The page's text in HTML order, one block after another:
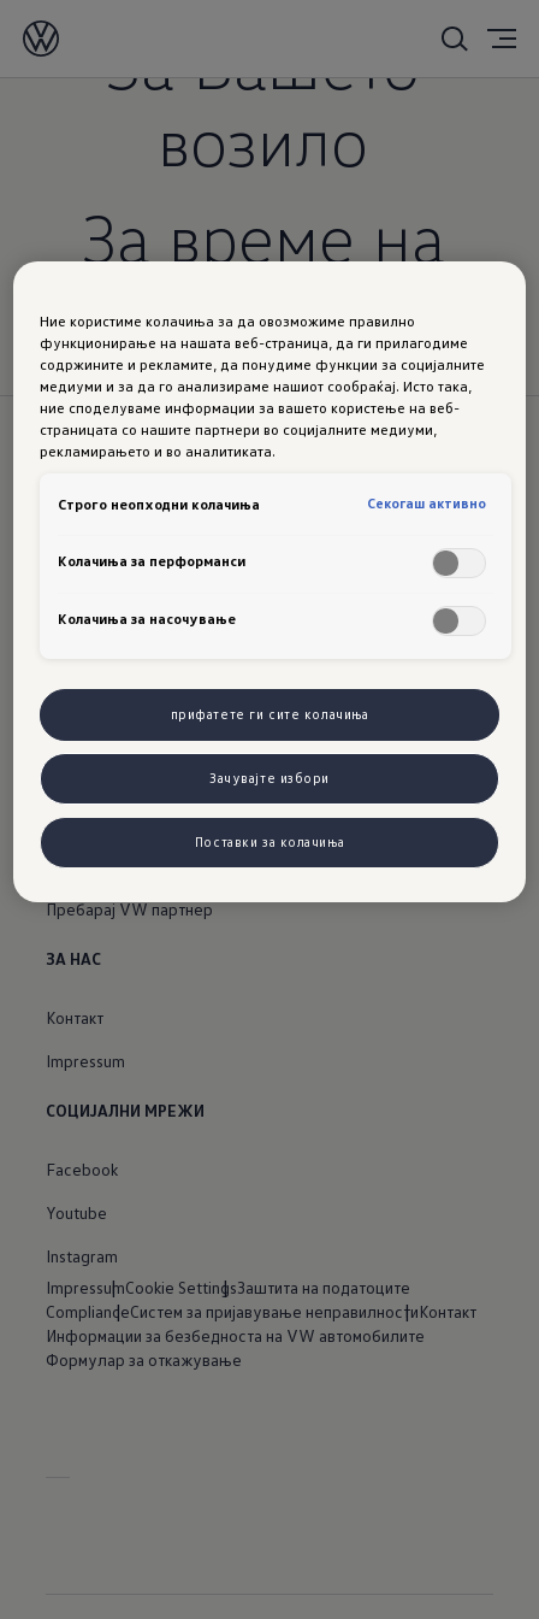
За Вашето
возило
За време на
испорака
360° Volkswagen салон
Car-Net
Пребарај VW партнер
ЗА НАС
Контакт
Impressum
СОЦИЈАЛНИ МРЕЖИ
Facebook
Youtube
Instagram
ImpressumCookie SettingsЗаштита на податоците
ComplianceСистем за пријавување неправилностиКонтакт
Информации за безбедноста на VW автомобилите
Формулар за откажување
Ние користиме колачиња за да овозможиме правилно
функционирање на нашата веб-страница, да ги прилагодиме
содржините и рекламите, да понудиме функции за социјалните
медиуми и за да го анализираме нашиот сообраќај. Исто така,
ние споделуваме информации за вашето користење на веб-
страницата со нашите партнери во социјалните медиуми,
рекламирањето и во аналитиката.
Строго неопходни колачиња Секогаш активно
Колачиња за перформанси
Колачиња за насочување
прифатете ги сите колачиња
Зачувајте избори
Поставки за колачиња